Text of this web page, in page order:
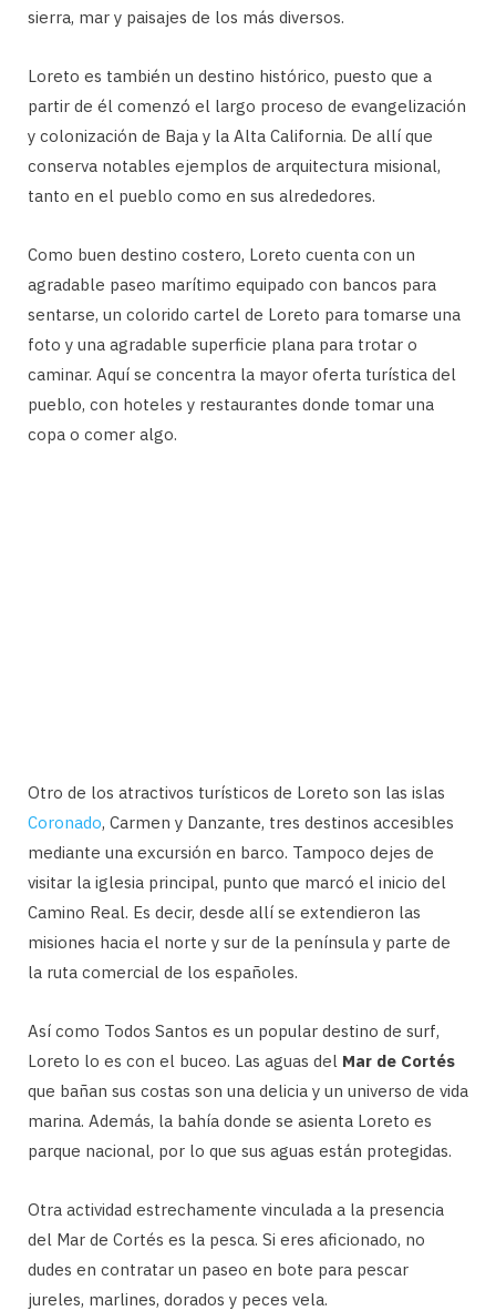
sierra, mar y paisajes de los más diversos.
Loreto es también un destino histórico, puesto que a
partir de él comenzó el largo proceso de evangelización
y colonización de Baja y la Alta California. De allí que
conserva notables ejemplos de arquitectura misional,
tanto en el pueblo como en sus alrededores.
Como buen destino costero, Loreto cuenta con un
agradable paseo marítimo equipado con bancos para
sentarse, un colorido cartel de Loreto para tomarse una
foto y una agradable superficie plana para trotar o
caminar. Aquí se concentra la mayor oferta turística del
pueblo, con hoteles y restaurantes donde tomar una
copa o comer algo.
Otro de los atractivos turísticos de Loreto son las islas
Coronado, Carmen y Danzante, tres destinos accesibles
mediante una excursión en barco. Tampoco dejes de
visitar la iglesia principal, punto que marcó el inicio del
Camino Real. Es decir, desde allí se extendieron las
misiones hacia el norte y sur de la península y parte de
la ruta comercial de los españoles.
Así como Todos Santos es un popular destino de surf,
Loreto lo es con el buceo. Las aguas del Mar de Cortés
que bañan sus costas son una delicia y un universo de vida
marina. Además, la bahía donde se asienta Loreto es
parque nacional, por lo que sus aguas están protegidas.
Otra actividad estrechamente vinculada a la presencia
del Mar de Cortés es la pesca. Si eres aficionado, no
dudes en contratar un paseo en bote para pescar
jureles, marlines, dorados y peces vela.